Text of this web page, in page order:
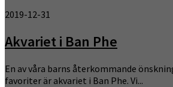
2019-12-31
Akvariet i Ban Phe
En av våra barns återkommande
favoriter är akvariet i Ban Phe. Vi...